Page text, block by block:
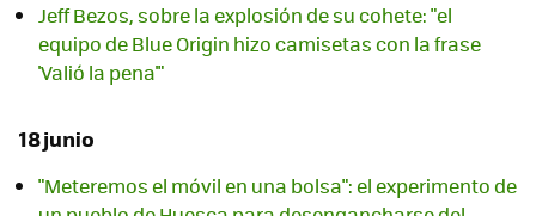
Jeff Bezos, sobre la explosión de su cohete: "el
equipo de Blue Origin hizo camisetas con la frase
'Valió la pena'"
18 junio
"Meteremos el móvil en una bolsa": el experimento de